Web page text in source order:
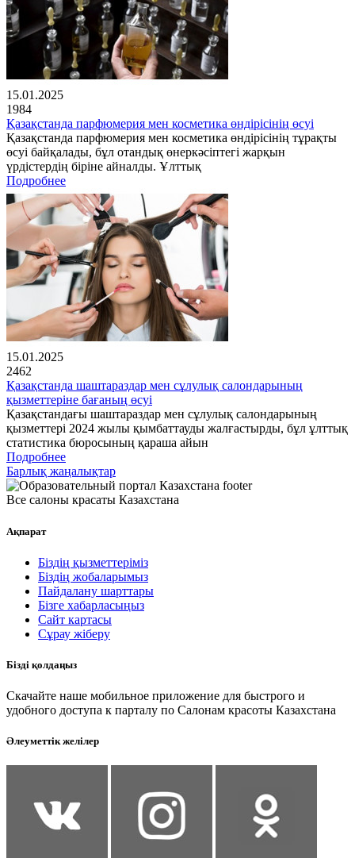
15.01.2025
1984
Қазақстанда парфюмерия мен косметика өндірісінің өсуі
Қазақстанда парфюмерия мен косметика өндірісінің тұрақты
өсуі байқалады, бұл отандық өнеркәсіптегі жарқын
үрдістердің біріне айналды. Ұлттық
Подробнее
15.01.2025
2462
Қазақстанда шаштараздар мен сұлулық салондарының
қызметтеріне бағаның өсуі
Қазақстандағы шаштараздар мен сұлулық салондарының
қызметтері 2024 жылы қымбаттауды жалғастырды, бұл ұлттық
статистика бюросының қараша айын
Подробнее
Барлық жаңалықтар
Все салоны красаты Казахстана
Ақпарат
Біздің қызметтеріміз
Біздің жобаларымыз
Пайдалану шарттары
Бізге хабарласыңыз
Сайт картасы
Сұрау жіберу
Бізді қолдаңыз
Скачайте наше мобильное приложение для быстрого и
удобного доступа к парталу по Салонам красоты Казахстана
Әлеуметтік желілер